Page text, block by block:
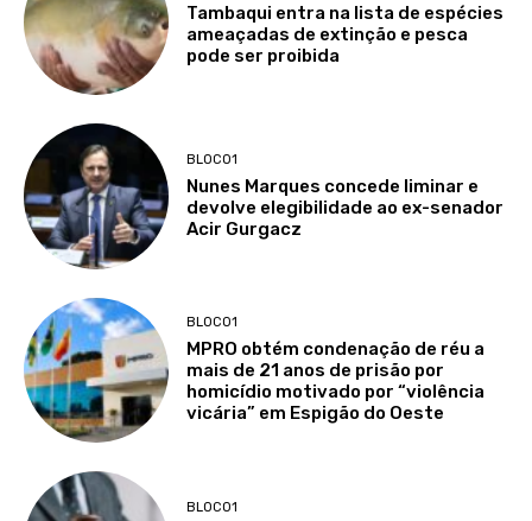
Tambaqui entra na lista de espécies
ameaçadas de extinção e pesca
pode ser proibida
BLOCO1
Nunes Marques concede liminar e
devolve elegibilidade ao ex-senador
Acir Gurgacz
BLOCO1
MPRO obtém condenação de réu a
mais de 21 anos de prisão por
homicídio motivado por “violência
vicária” em Espigão do Oeste
BLOCO1